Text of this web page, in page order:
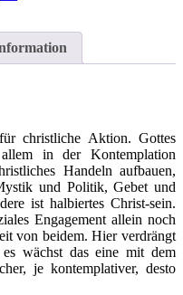
christliche Aktion. Gottes
in der Kontemplation
Handeln aufbauen,
und Politik, Gebet und
ist halbiertes Christ-sein.
Engagement allein noch
von beidem. Hier verdrängt
wächst das eine mit dem
je kontemplativer, desto